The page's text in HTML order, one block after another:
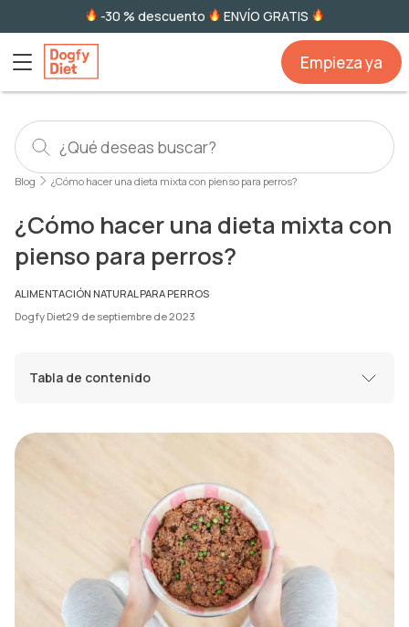
-30 % descuento ENVÍO GRATIS
Empieza ya
Blog ¿Cómo hacer una dieta mixta con pienso para perros?
¿Cómo hacer una dieta mixta con
pienso para perros?
ALIMENTACIÓN NATURAL PARA PERROS
Dogfy Diet29 de septiembre de 2023
Tabla de contenido